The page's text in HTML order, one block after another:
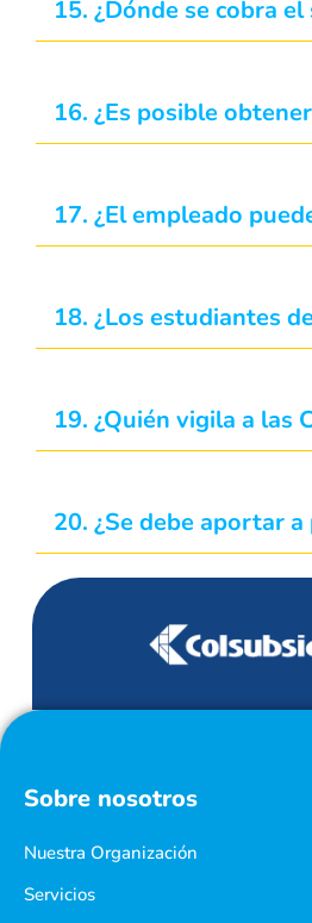
15. ¿Dónde se cobra
16. ¿Es posible
17. ¿El empleado
18. ¿Los estudiantes
19. ¿Quién vigila a las
20. ¿Se debe aportar
Sobre nosotros
Nuestra Organización
Servicios